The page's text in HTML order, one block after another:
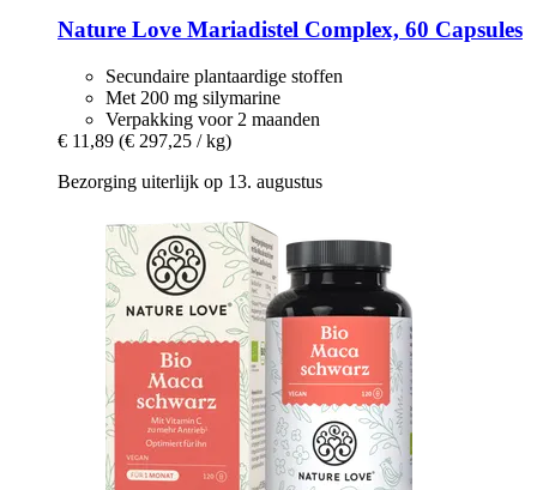
Nature Love Mariadistel Complex, 60 Capsules
Secundaire plantaardige stoffen
Met 200 mg silymarine
Verpakking voor 2 maanden
€ 11,89 (€ 297,25 / kg)
Bezorging uiterlijk op 13. augustus